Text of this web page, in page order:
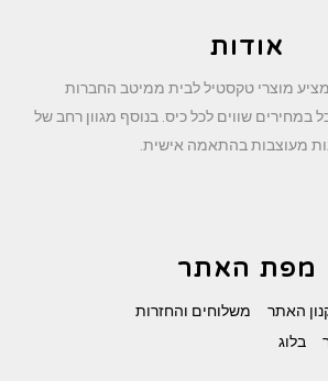
אודות
מוצרי טקסטיל לבית ממיטב החברות
במחירים שווים לכל כיס. בנוסף מגוון רחב של
מעוצבות בהתאמה אישית.
מפת האתר
האתר
משלוחים והחזרות
בלוג